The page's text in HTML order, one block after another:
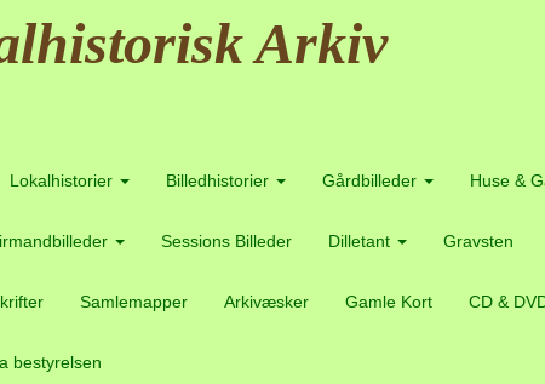
Arkiv
Lokalhistorier Billedhistorier Gårdbilleder Huse &
Sessions Billeder Dilletant Gravsten
Samlemapper Arkivæsker Gamle Kort CD &
bestyrelsen